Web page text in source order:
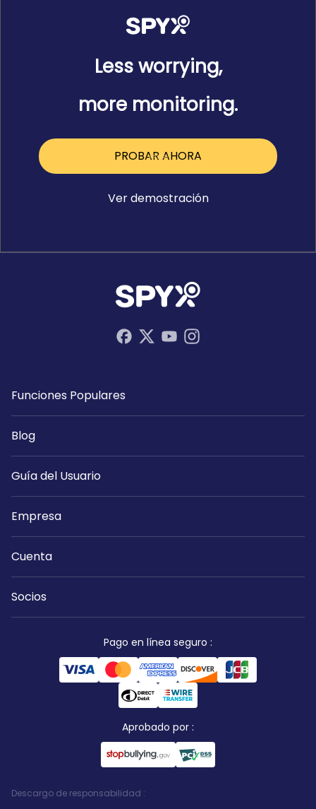
Less worrying,
more monitoring.
PROBAR AHORA
Ver demostración
Funciones Populares
Blog
Guía del Usuario
Empresa
Cuenta
Socios
Pago en línea seguro :
Aprobado por :
Descargo de responsabilidad :